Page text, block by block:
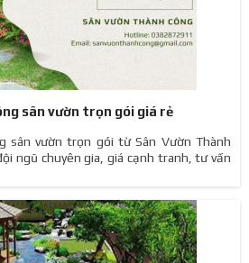
sân vườn trọn gói giá rẻ
sân vườn trọn gói từ Sân Vườn Thành
ngũ chuyên gia, giá cạnh tranh, tư vấn